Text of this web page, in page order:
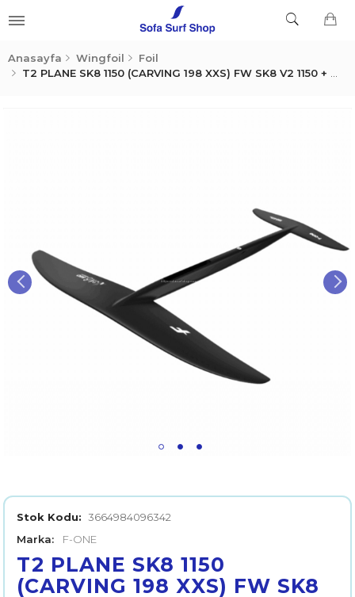
Anasayfa Wingfoil
Foil
T2 PLANE SK8 1150 (CARVING 198 XXS) FW SK8 V2 1150 + TAIL CARVING 198 XXS
Stok Kodu:3664984096342
Marka:
F-ONE
T2 PLANE SK8 1150
(CARVING 198 XXS) FW SK8